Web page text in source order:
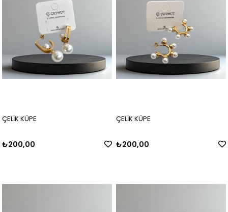
ÇELİK KÜPE
₺200,00
ÇELİK KÜPE
₺200,00